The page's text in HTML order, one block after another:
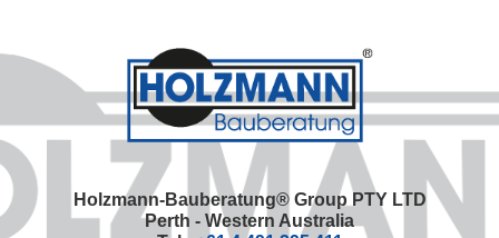
primary
primary
Holzmann-Bauberatung® Group PTY LTD
Perth - Western Australia